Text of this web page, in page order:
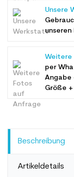
Unsere
unseren
Weitere
per
Angabe
Größe
Beschreibung
Artikeldetails